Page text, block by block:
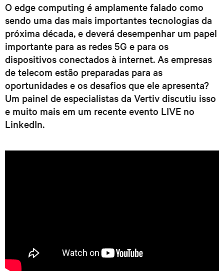
O edge computing é amplamente falado como
sendo uma das mais importantes tecnologias da
próxima década, e deverá desempenhar um papel
importante para as redes 5G e para os
dispositivos conectados à internet. As empresas
de telecom estão preparadas para as
oportunidades e os desafios que ele apresenta?
Um painel de especialistas da Vertiv discutiu isso
e muito mais em um recente evento LIVE no
LinkedIn.